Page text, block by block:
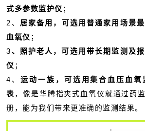
式多参数监护仪 ；
2、 居家备用，可选用普通家用场景
血氧仪 ；
3、照护老人，可选用带长期监测及
仪 ；
4、运动一族，可选用集合血压血氧
表，像是华腾指夹式血氧仪就通过药
册，能为我们带来更准确的监测结果。